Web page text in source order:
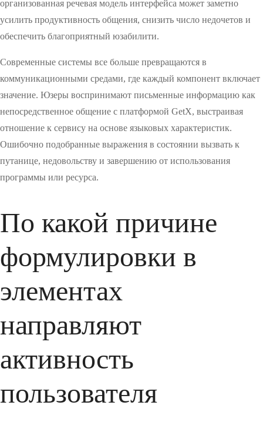
организованная речевая модель интерфейса может заметно
усилить продуктивность общения, снизить число недочетов и
обеспечить благоприятный юзабилити.
Современные системы все больше превращаются в
коммуникационными средами, где каждый компонент включает
значение. Юзеры воспринимают письменные информацию как
непосредственное общение с платформой GetX, выстраивая
отношение к сервису на основе языковых характеристик.
Ошибочно подобранные выражения в состоянии вызвать к
путанице, недовольству и завершению от использования
программы или ресурса.
По какой причине
формулировки в
элементах
направляют
активность
пользователя